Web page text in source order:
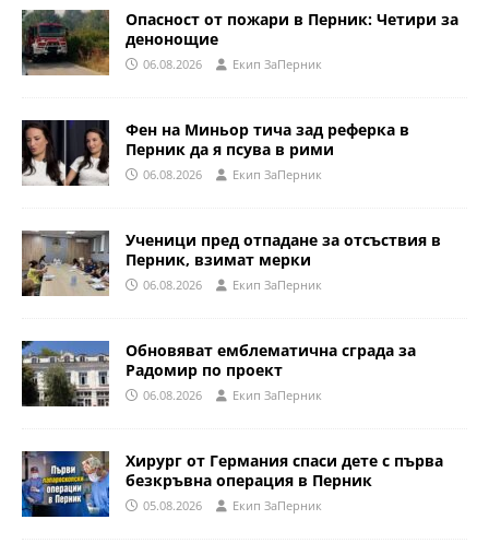
Опасност от пожари в Перник: Четири за
денонощие
06.08.2026 Eкип ЗаПерник
Фен на Миньор тича зад реферка в
Перник да я псува в рими
06.08.2026 Eкип ЗаПерник
Ученици пред отпадане за отсъствия в
Перник, взимат мерки
06.08.2026 Eкип ЗаПерник
Обновяват емблематична сграда за
Радомир по проект
06.08.2026 Eкип ЗаПерник
Хирург от Германия спаси дете с първа
безкръвна операция в Перник
05.08.2026 Eкип ЗаПерник